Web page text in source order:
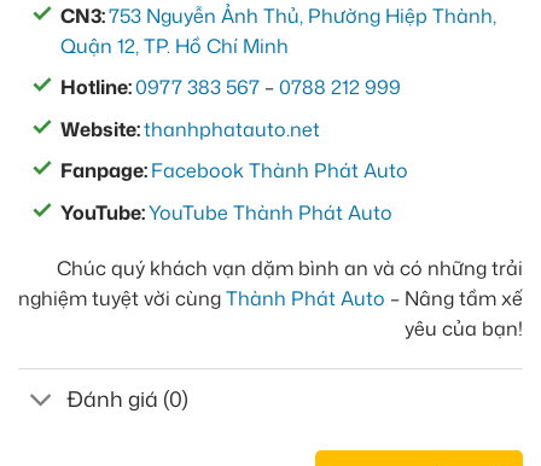
CN3:753 Nguyễn Ảnh Thủ, Phường Hiệp Thành,
Quận 12, TP. Hồ Chí Minh
Hotline:0977 383 567 –0788 212 999
Website:thanhphatauto.net
Fanpage:Facebook Thành Phát Auto
YouTube:YouTube Thành Phát Auto
Chúc quý khách vạn dặm bình an và có những trải
nghiệm tuyệt vời cùngThành Phát Auto – Nâng tầm xế
yêu của bạn!
Đánh giá (0)